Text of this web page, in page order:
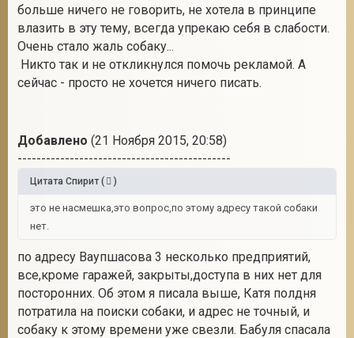
больше ничего не говорить, не хотела в принципе
влазить в эту тему, всегда упрекаю себя в слабости.
Очень стало жаль собаку...
Никто так и не откликнулся помочь рекламой. А
сейчас - просто не хочется ничего писать.
Добавлено (21 Ноября 2015, 20:58)
---------------------------------------------
Цитата Спирит( )
это не насмешка,это вопрос,по этому адресу такой собаки
нет.
по адресу Ваупшасова 3 несколько предприятий,
все,кроме гаражей, закрыты,доступа в них нет для
посторонних. Об этом я писала выше, Катя полдня
потратила на поиски собаки, и адрес не точный, и
собаку к этому времени уже свезли. Бабуля спасала